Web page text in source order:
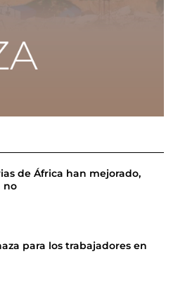
de África han mejorado,
no
para los trabajadores en